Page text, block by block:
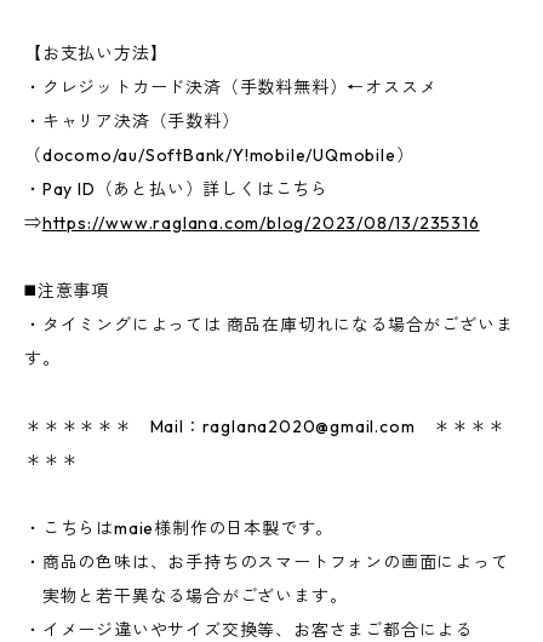
【お支払い方法】
・クレジットカード決済（手数料無料）←オススメ
・キャリア決済（手数料）
（docomo/au/SoftBank/Y!mobile/UQmobile）
・Pay ID（あと払い）詳しくはこちら
⇒https://www.raglana.com/blog/2023/08/13/235316
◼️注意事項
・タイミングによっては 商品在庫切れになる場合がございま
す。
＊＊＊＊＊＊ Mail： raglana2020@gmail.com ＊＊＊＊
＊＊＊
・こちらはmaie様制作の日本製です。
・商品の色味は、お手持ちのスマートフォンの画面によって
実物と若干異なる場合がございます。
・イメージ違いやサイズ交換等、お客さまご都合による